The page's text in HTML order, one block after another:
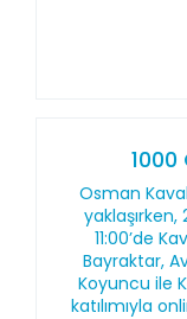
1000
Osman
11:00’de
Bayraktar,
Koyuncu ile
katılımıyla